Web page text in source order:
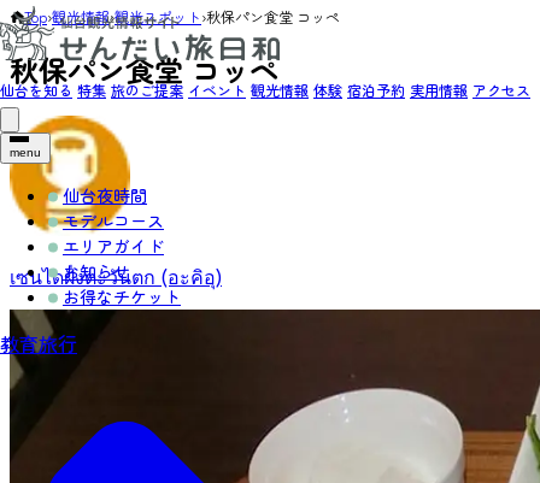
仙台を知る 特集 旅のご提案 イベント 観光情報 体験 宿泊予約 実用情報 アクセス
menu
仙台夜時間
モデルコース
エリアガイド
お知らせ
お得なチケット
教育旅行
Top›観光情報›観光スポット›秋保パン食堂 コッペ
秋保パン食堂 コッペ
เซนไดฝั่งตะวันตก (อะคิอุ)